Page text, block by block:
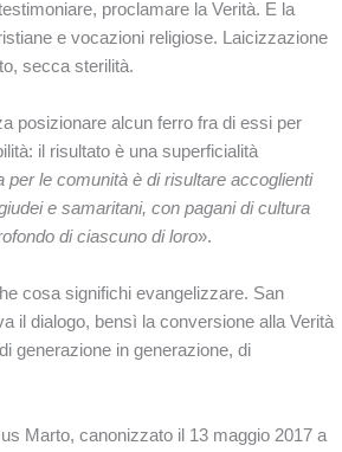
proclamare la Verità. E la
e vocazioni religiose. Laicizzazione
secca sterilità.
posizionare alcun ferro fra di essi per
il risultato è una superficialità
per le comunità è di risultare accoglienti
e samaritani, con pagani di cultura
di ciascuno di loro».
cosa significhi evangelizzare. San
il dialogo, bensì la conversione alla Verità
generazione in generazione, di
Marto, canonizzato il 13 maggio 2017 a